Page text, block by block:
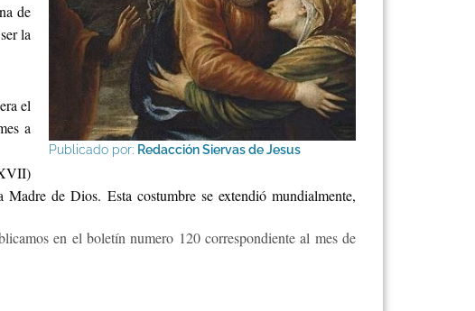
Publicado por: Redacción Siervas de Jesus
de
la
el
a
de Dios. Esta costumbre se extendió mundialmente,
en el boletín numero 120 correspondiente al mes de